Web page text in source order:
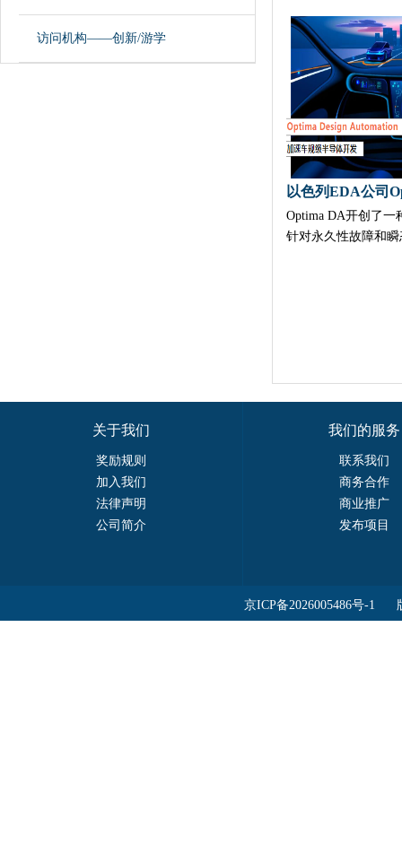
访问机构——创新/游学
以色列EDA公司
Optima DA开创了一
针对永久性故障和
关于我们
奖励规则
加入我们
法律声明
公司简介
我们的服务
联系我们
商务合作
商业推广
发布项目
京ICP备2026005486号-1